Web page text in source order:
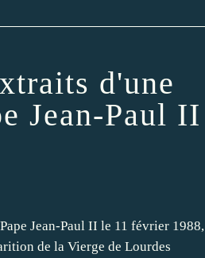
d'une
Jean-Paul II
Jean-Paul II le 11 février 1988,
de la Vierge de Lourdes